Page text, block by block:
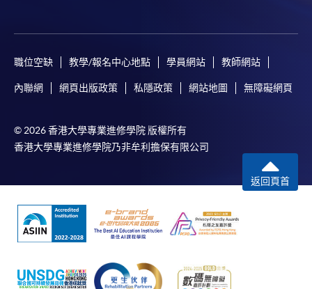
職位空缺 教學/報名中心地點 學員網站 教師網站
內聯網 網頁出版政策 私隱政策 網站地圖 無障礙網頁
© 2026 香港大學專業進修學院 版權所有
香港大學專業進修學院乃非牟利擔保有限公司
返回頁首